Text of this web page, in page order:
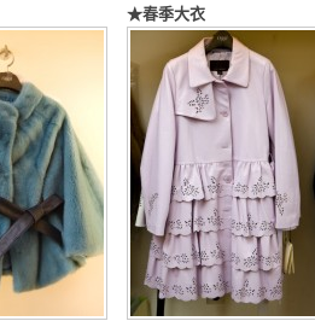
★春季大衣